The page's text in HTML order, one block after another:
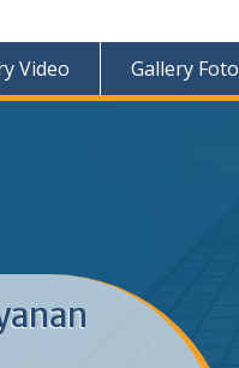
Video Gallery Foto